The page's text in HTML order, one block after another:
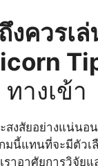
ควรเล่
างเข้า
สงสัยอย่างแน่นอ
มนี้แทนที่จะมีตัวเ
าอาศัยการวิจัยแ